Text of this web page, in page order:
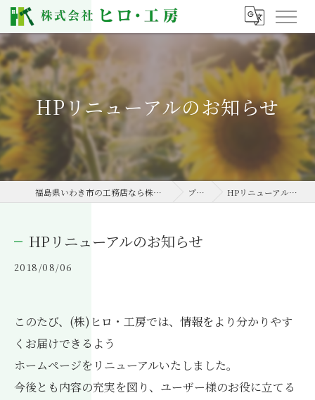
HPリニューアルのお知らせ
福島県いわき市の工務店なら株式会社ヒロ・工房 ブログ HPリニューアルのお知らせ
HPリニューアルのお知らせ
2018/08/06
このたび、(株)ヒロ・工房では、情報をより分かりやす
くお届けできるよう
ホームページをリニューアルいたしました。
今後とも内容の充実を図り、ユーザー様のお役に立てる